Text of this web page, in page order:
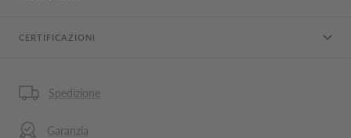
CERTIFICAZIONI
Spedizione
Garanzia